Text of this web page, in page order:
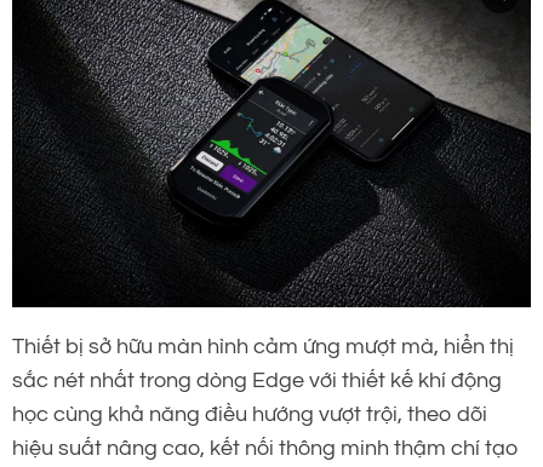
Thiết bị sở hữu màn hình cảm ứng mượt mà, hiển thị
sắc nét nhất trong dòng Edge với thiết kế khí động
học cùng khả năng điều hướng vượt trội, theo dõi
hiệu suất nâng cao, kết nối thông minh thậm chí tạo